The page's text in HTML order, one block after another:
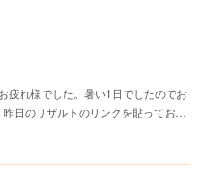
疲れ様でした。暑い1日でしたのでお
日のリザルトのリンクを貼ってお…